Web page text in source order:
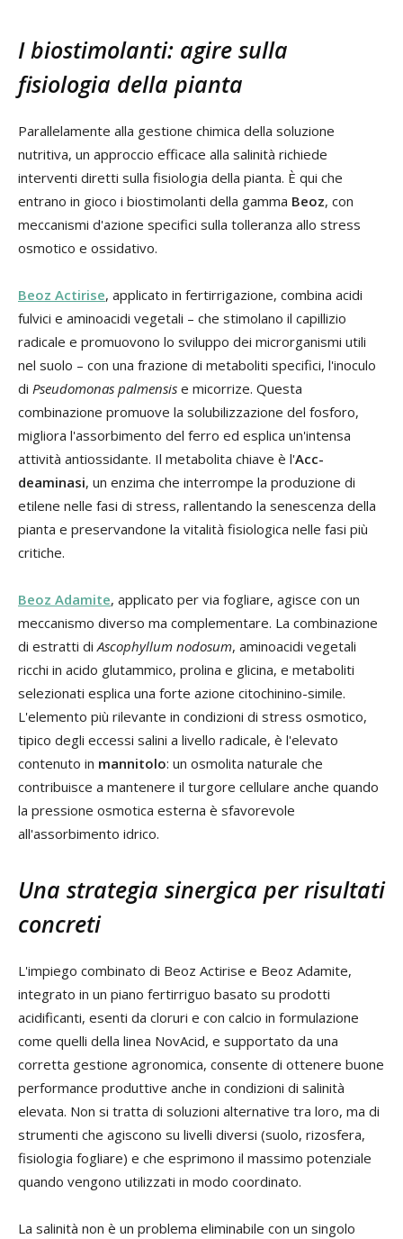
I biostimolanti: agire sulla
fisiologia della pianta
Parallelamente alla gestione chimica della soluzione
nutritiva, un approccio efficace alla salinità richiede
interventi diretti sulla fisiologia della pianta. È qui che
entrano in gioco i biostimolanti della gamma Beoz, con
meccanismi d'azione specifici sulla tolleranza allo stress
osmotico e ossidativo.
Beoz Actirise, applicato in fertirrigazione, combina acidi
fulvici e aminoacidi vegetali – che stimolano il capillizio
radicale e promuovono lo sviluppo dei microrganismi utili
nel suolo – con una frazione di metaboliti specifici, l'inoculo
di Pseudomonas palmensis e micorrize. Questa
combinazione promuove la solubilizzazione del fosforo,
migliora l'assorbimento del ferro ed esplica un'intensa
attività antiossidante. Il metabolita chiave è l'Acc-
deaminasi, un enzima che interrompe la produzione di
etilene nelle fasi di stress, rallentando la senescenza della
pianta e preservandone la vitalità fisiologica nelle fasi più
critiche.
Beoz Adamite, applicato per via fogliare, agisce con un
meccanismo diverso ma complementare. La combinazione
di estratti diAscophyllum nodosum, aminoacidi vegetali
ricchi in acido glutammico, prolina e glicina, e metaboliti
selezionati esplica una forte azione citochinino-simile.
L'elemento più rilevante in condizioni di stress osmotico,
tipico degli eccessi salini a livello radicale, è l'elevato
contenuto in mannitolo: un osmolita naturale che
contribuisce a mantenere il turgore cellulare anche quando
la pressione osmotica esterna è sfavorevole
all'assorbimento idrico.
Una strategia sinergica per risultati
concreti
L'impiego combinato di Beoz Actirise e Beoz Adamite,
integrato in un piano fertirriguo basato su prodotti
acidificanti, esenti da cloruri e con calcio in formulazione
come quelli della linea NovAcid, e supportato da una
corretta gestione agronomica, consente di ottenere buone
performance produttive anche in condizioni di salinità
elevata. Non si tratta di soluzioni alternative tra loro, ma di
strumenti che agiscono su livelli diversi (suolo, rizosfera,
fisiologia fogliare) e che esprimono il massimo potenziale
quando vengono utilizzati in modo coordinato.
La salinità non è un problema eliminabile con un singolo